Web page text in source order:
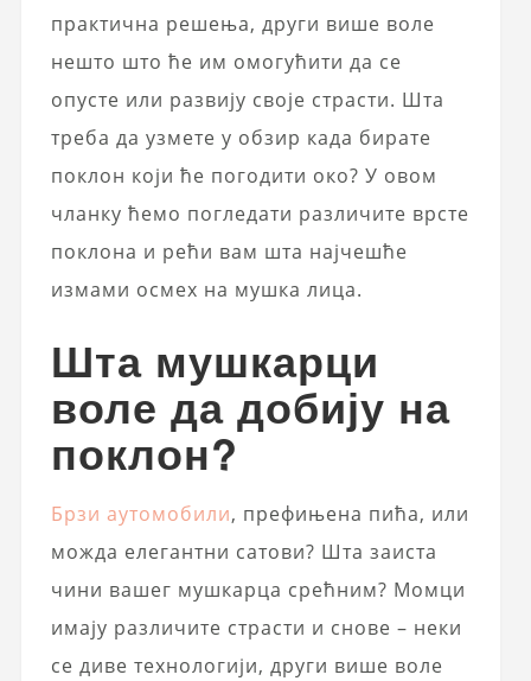
практична решења, други више воле
нешто што ће им омогућити да се
опусте или развију своје страсти. Шта
треба да узмете у обзир када бирате
поклон који ће погодити око? У овом
чланку ћемо погледати различите врсте
поклона и рећи вам шта најчешће
измами осмех на мушка лица.
Шта мушкарци
воле да добију на
поклон?
Брзи аутомобили, префињена пића, или
можда елегантни сатови? Шта заиста
чини вашег мушкарца срећним? Момци
имају различите страсти и снове – неки
се диве технологији, други више воле